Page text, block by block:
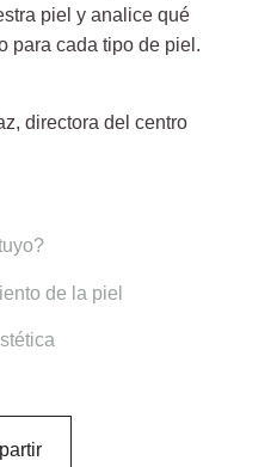
piel y analice qué
para cada tipo de piel.
, directora del centro
de la piel